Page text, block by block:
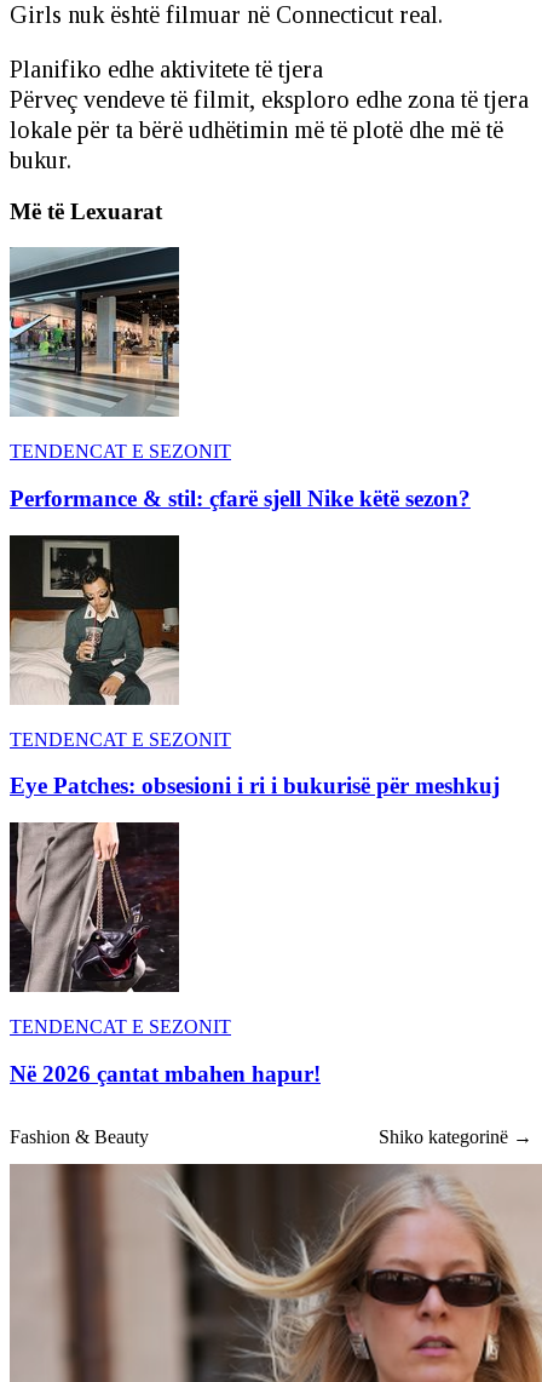
Girls nuk është filmuar në Connecticut real.
Planifiko edhe aktivitete të tjera
Përveç vendeve të filmit, eksploro edhe zona të tjera
lokale për ta bërë udhëtimin më të plotë dhe më të
bukur.
Më të Lexuarat
TENDENCAT E SEZONIT
Performance & stil: çfarë sjell Nike këtë sezon?
TENDENCAT E SEZONIT
Eye Patches: obsesioni i ri i bukurisë për meshkuj
TENDENCAT E SEZONIT
Në 2026 çantat mbahen hapur!
Fashion & Beauty Shiko kategorinë →